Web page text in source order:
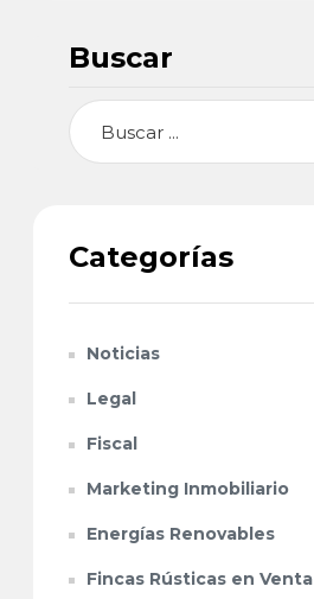
Buscar
Buscar
Categorías
Noticias
Legal
Fiscal
Marketing Inmobiliario
Energías Renovables
Fincas Rústicas en Venta